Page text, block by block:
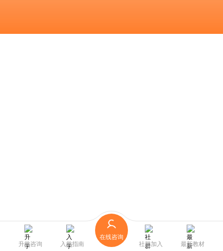
升学咨询 入学指南
在线咨询
社群加入
最新教材